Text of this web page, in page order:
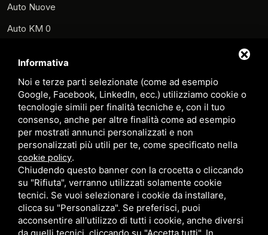
Auto Nuove
Auto KM 0
Scooter e Monopattini
Carrelli
Veicoli Commerciali
Prenota Officina
Contatti
Sitemap
Privacy Policy
Informativa
Noi e terze parti selezionate (come ad esempio
Google, Facebook, LinkedIn, ecc.) utilizziamo cookie o
tecnologie simili per finalità tecniche e, con il tuo
consenso, anche per altre finalità come ad esempio
per mostrati annunci personalizzati e non
personalizzati più utili per te, come specificato nella
cookie policy.
Chiudendo questo banner con la crocetta o cliccando
su "Rifiuta", verranno utilizzati solamente cookie
tecnici. Se vuoi selezionare i cookie da installare,
clicca su "Personalizza". Se preferisci, puoi
acconsentire all'utilizzo di tutti i cookie, anche diversi